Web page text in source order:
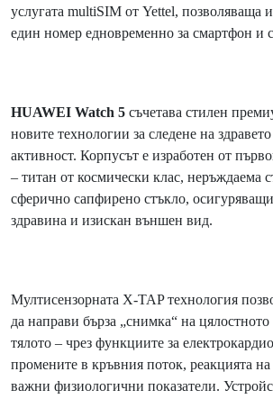
услугата multiSIM от Yettel, позволяваща
един номер едновременно за смартфон и
HUAWEI Watch 5 съчетава стилен
новите технологии за следене на
активност. Корпусът е изработен от
– титан от космически клас, неръждаема
сферично сапфирено стъкло,
здравина и изискан външен вид.
Мултисензорната X-TAP технология
да направи бърза „снимка“ на цялостното
тялото – чрез функциите за
промените в кръвния поток, реакцията на
важни физиологични показатели.